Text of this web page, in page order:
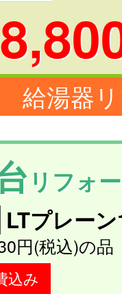
給湯器
リフォ
LTプレー
円(税込)の品
込み